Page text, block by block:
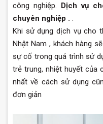
công nghiệp. Dịch vụ
chuyên nghiệp . .
Khi sử dụng dịch vụ cho
Nhật Nam , khách hàng
sự cố trong quá trình sử
trẻ trung, nhiệt huyết của
nhất về cách sử dụng
đơn giản